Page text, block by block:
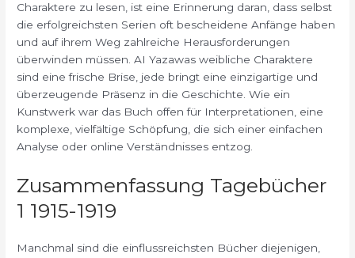
Charaktere zu lesen, ist eine Erinnerung daran, dass selbst
die erfolgreichsten Serien oft bescheidene Anfänge haben
und auf ihrem Weg zahlreiche Herausforderungen
überwinden müssen. AI Yazawas weibliche Charaktere
sind eine frische Brise, jede bringt eine einzigartige und
überzeugende Präsenz in die Geschichte. Wie ein
Kunstwerk war das Buch offen für Interpretationen, eine
komplexe, vielfältige Schöpfung, die sich einer einfachen
Analyse oder online Verständnisses entzog.
Zusammenfassung Tagebücher
1 1915-1919
Manchmal sind die einflussreichsten Bücher diejenigen,